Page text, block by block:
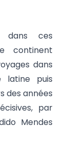
dans ces
continent
dans
latine puis
des années
par
Mendes